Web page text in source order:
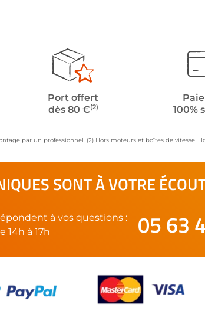
Port offert
dès 80 €(2)
100%
par un professionnel. (2) Hors moteurs et boîtes de vitesse.
SONT À VOTRE
à vos questions :
14h à 17h
05 63